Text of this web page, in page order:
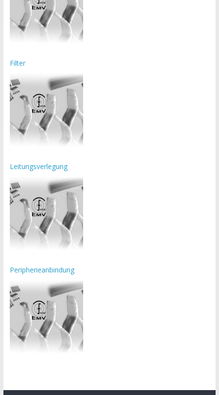
Filter
Leitungsverlegung
Peripherieanbindung